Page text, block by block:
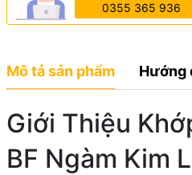
0355 365 936
Mô tả sản phẩm Hướng
Giới Thiệu
BF Ngàm Kim